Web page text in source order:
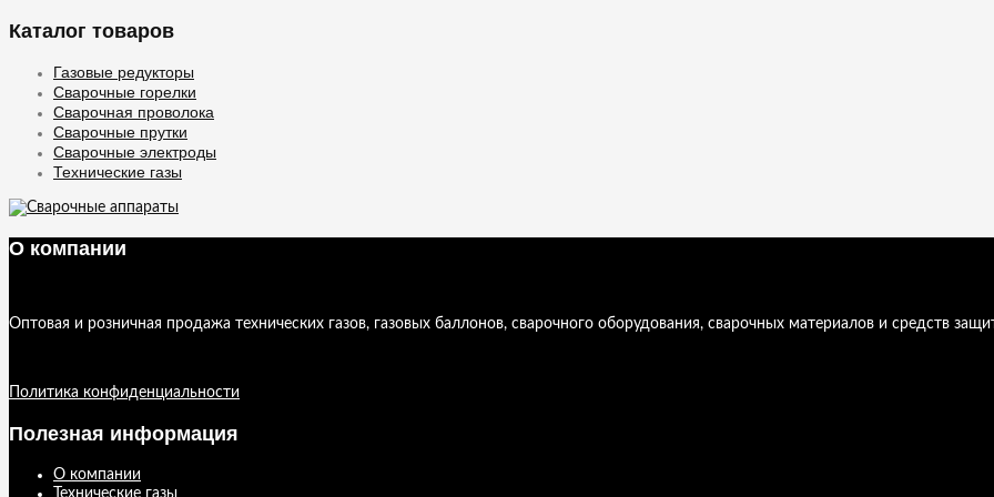
Каталог товаров
Газовые редукторы
Сварочные горелки
Сварочная проволока
Сварочные прутки
Сварочные электроды
Технические газы
О компании
Оптовая и розничная продажа технических газов, газовых баллонов, сварочного оборудования, сварочных материалов и средств
Политика конфиденциальности
Полезная информация
О компании